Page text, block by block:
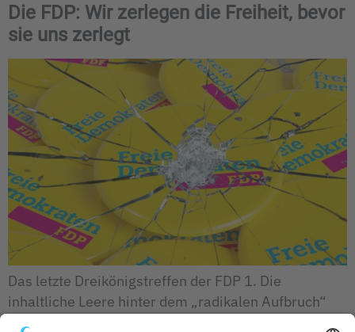
Die FDP: Wir zerlegen die Freiheit, bevor
sie uns zerlegt
Das letzte Dreikönigstreffen der FDP 1. Die
inhaltliche Leere hinter dem „radikalen Aufbruch“
Dürr kontert den angeblichen „Stillstand der